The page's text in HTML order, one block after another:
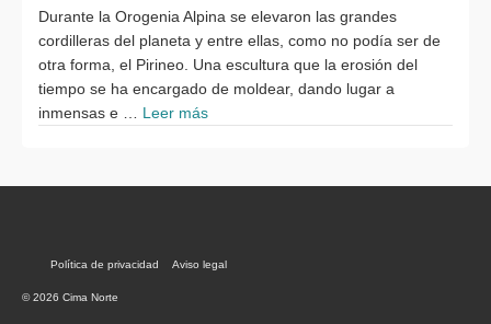
Durante la Orogenia Alpina se elevaron las grandes
cordilleras del planeta y entre ellas, como no podía ser de
otra forma, el Pirineo. Una escultura que la erosión del
tiempo se ha encargado de moldear, dando lugar a
inmensas e … Leer más
Política de privacidad Aviso legal
© 2026 Cima Norte